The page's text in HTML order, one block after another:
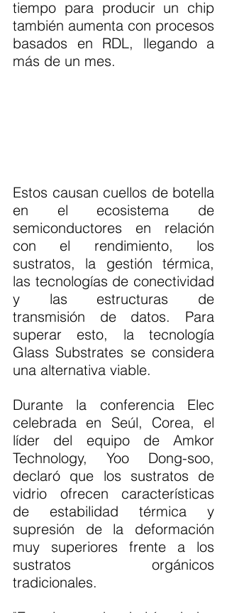
tiempo para producir un chip
también aumenta con procesos
basados en RDL, llegando a
más de un mes.
Estos causan cuellos de botella
en el ecosistema de
semiconductores en relación
con el rendimiento, los
sustratos, la gestión térmica,
las tecnologías de conectividad
y las estructuras de
transmisión de datos. Para
superar esto, la tecnología
Glass Substrates se considera
una alternativa viable.
Durante la conferencia Elec
celebrada en Seúl, Corea, el
líder del equipo de Amkor
Technology, Yoo Dong-soo,
declaró que los sustratos de
vidrio ofrecen características
de estabilidad térmica y
supresión de la deformación
muy superiores frente a los
sustratos orgánicos
tradicionales.